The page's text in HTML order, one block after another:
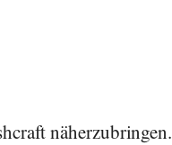
näherzubringen.